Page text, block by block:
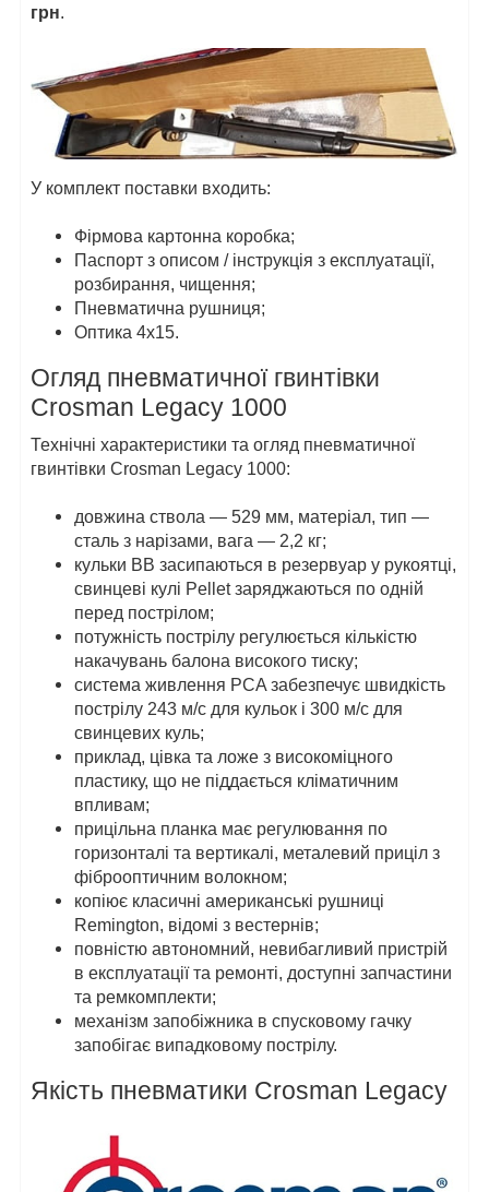
грн.
У комплект поставки входить:
Фірмова картонна коробка;
Паспорт з описом / інструкція з експлуатації,
розбирання, чищення;
Пневматична рушниця;
Оптика 4х15.
Огляд пневматичної гвинтівки
Crosman Legacy 1000
Технічні характеристики та огляд пневматичної
гвинтівки Crosman Legacy 1000:
довжина ствола — 529 мм, матеріал, тип —
сталь з нарізами, вага — 2,2 кг;
кульки ВВ засипаються в резервуар у рукоятці,
свинцеві кулі Pellet заряджаються по одній
перед пострілом;
потужність пострілу регулюється кількістю
накачувань балона високого тиску;
система живлення PCA забезпечує швидкість
пострілу 243 м/с для кульок і 300 м/с для
свинцевих куль;
приклад, цівка та ложе з високоміцного
пластику, що не піддається кліматичним
впливам;
прицільна планка має регулювання по
горизонталі та вертикалі, металевий приціл з
фіброоптичним волокном;
копіює класичні американські рушниці
Remington, відомі з вестернів;
повністю автономний, невибагливий пристрій
в експлуатації та ремонті, доступні запчастини
та ремкомплекти;
механізм запобіжника в спусковому гачку
запобігає випадковому пострілу.
Якість пневматики Crosman Legacy